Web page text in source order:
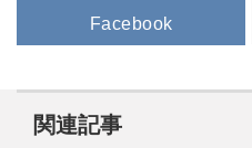
Facebook
関連記事